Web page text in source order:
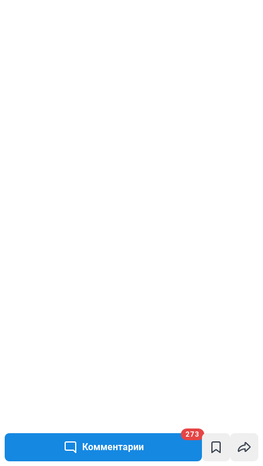
Комментарии
273